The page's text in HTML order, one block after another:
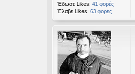
Έδωσε Likes: 41 φορές
Έλαβε Likes: 63 φορές